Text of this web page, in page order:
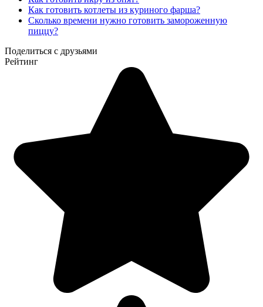
Как готовить котлеты из куриного фарша?
Сколько времени нужно готовить замороженную
пиццу?
Поделиться с друзьями
Рейтинг